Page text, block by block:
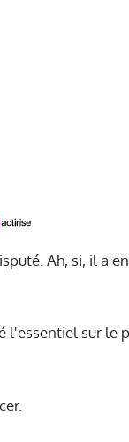
Ah, si, il a
l'essentiel sur le